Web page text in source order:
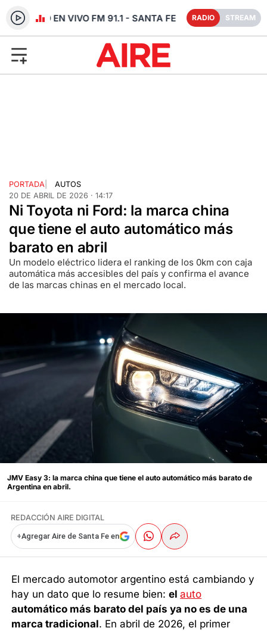
RADIO EN VIVO FM 91.1 - SANTA FE RADIO STREAM
PORTADA
AUTOS
20 DE ABRIL DE 2026 · 14:17
Ni Toyota ni Ford: la marca china
que tiene el auto automático más
barato en abril
Un modelo eléctrico lidera el ranking de los 0km con caja
automática más accesibles del país y confirma el avance
de las marcas chinas en el mercado local.
JMV Easy 3: la marca china que tiene el auto automático más barato de
Argentina en abril.
REDACCIÓN AIRE DIGITAL
+Agregar Aire de Santa Fe en
El mercado automotor argentino está cambiando y
hay un dato que lo resume bien:elauto
automático más barato del país ya no es de una
marca tradicional. En abril de 2026, el primer